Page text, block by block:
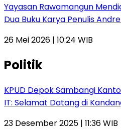
Yayasan Rawamangun
Dua Buku Karya Penulis
26 Mei 2026 | 10:24 WIB
Politik
KPUD Depok Sambangi
IT: Selamat Datang di
23 Desember 2025 | 11:36 WIB